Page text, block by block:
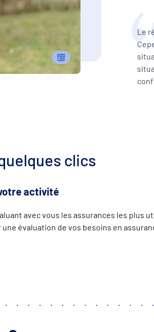
Le
clics
activité
avec vous les assurances les plus
évaluation de vos besoins en